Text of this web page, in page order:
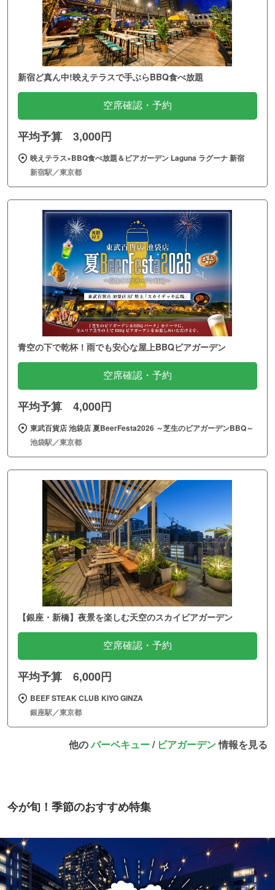
新宿ど真ん中!映えテラスで手ぶらBBQ食べ放題
空席確認・予約
平均予算 3,000円
映えテラス×BBQ食べ放題＆ビアガーデン Laguna ラグーナ 新宿
新宿駅／東京都
青空の下で乾杯！雨でも安心な屋上BBQビアガーデン
空席確認・予約
平均予算 4,000円
東武百貨店 池袋店 夏BeerFesta2026 ～芝生のビアガーデンBBQ～
池袋駅／東京都
【銀座・新橋】夜景を楽しむ天空のスカイビアガーデン
空席確認・予約
平均予算 6,000円
BEEF STEAK CLUB KIYO GINZA
銀座駅／東京都
他のバーベキュー/ ビアガーデン情報を見る
今が旬！季節のおすすめ特集